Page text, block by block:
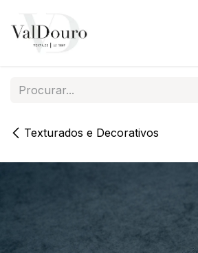
Texturados e Decorativos